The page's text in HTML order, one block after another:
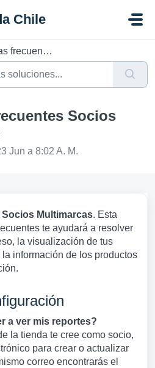
Chile
Socios multimarcas
Socios
Jun a 8:02 A. M.
Socios Multimarcas. Esta
te ayudará a resolver
la visualización de tus
información de los productos
a ver mis reportes?
la tienda te cree como socio,
para crear o actualizar
correo encontrarás el